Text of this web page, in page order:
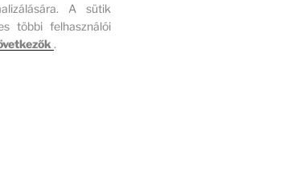
A sütik
többi felhasználói
.